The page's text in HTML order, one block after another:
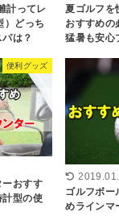
計ってレ
）どっち
は？
夏ゴルフを
おすすめ
猛暑も安心
便利グッズ
ーおすす
型の使
ゴルフボー
めラインマ